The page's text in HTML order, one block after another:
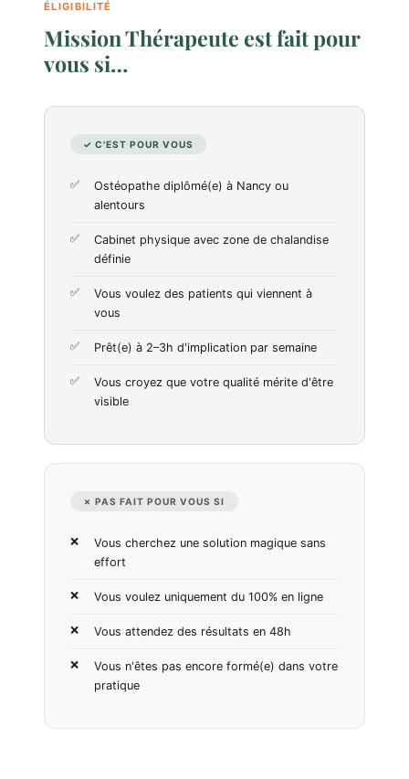
ÉLIGIBILITÉ
Mission Thérapeute est fait pour
vous si…
✓ C'EST POUR VOUS
Ostéopathe diplômé(e) à Nancy ou
alentours
Cabinet physique avec zone de chalandise
définie
Vous voulez des patients qui viennent à
vous
Prêt(e) à 2–3h d'implication par semaine
Vous croyez que votre qualité mérite d'être
visible
✗ PAS FAIT POUR VOUS SI
Vous cherchez une solution magique sans
effort
Vous voulez uniquement du 100% en ligne
Vous attendez des résultats en 48h
Vous n'êtes pas encore formé(e) dans votre
pratique